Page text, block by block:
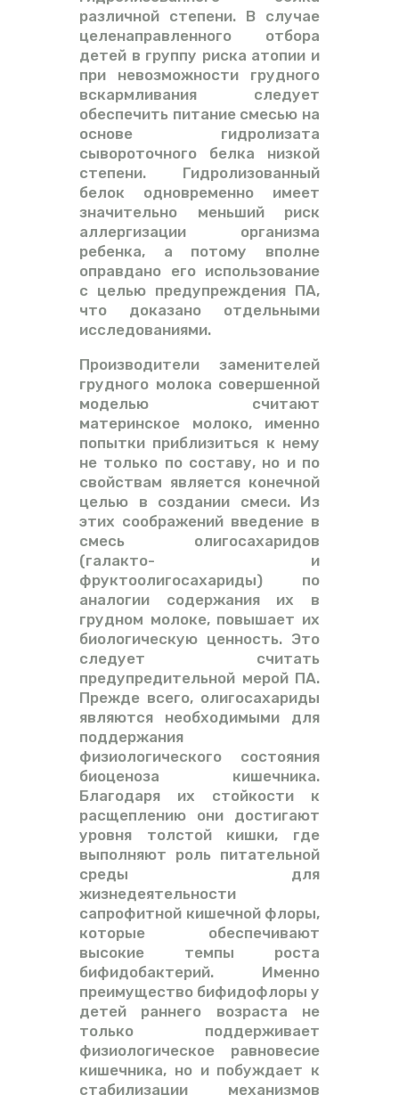
различной степени. В случае
целенаправленного отбора
детей в группу риска атопии и
при невозможности грудного
вскармливания следует
обеспечить питание смесью на
основе гидролизата
сывороточного белка низкой
степени. Гидролизованный
белок одновременно имеет
значительно меньший риск
аллергизации организма
ребенка, а потому вполне
оправдано его использование
с целью предупреждения ПА,
что доказано отдельными
исследованиями.
Производители заменителей
грудного молока совершенной
моделью считают
материнское молоко, именно
попытки приблизиться к нему
не только по составу, но и по
свойствам является конечной
целью в создании смеси. Из
этих соображений введение в
смесь олигосахаридов
(галакто- и
фруктоолигосахариды) по
аналогии содержания их в
грудном молоке, повышает их
биологическую ценность. Это
следует считать
предупредительной мерой ПА.
Прежде всего, олигосахариды
являются необходимыми для
поддержания
физиологического состояния
биоценоза кишечника.
Благодаря их стойкости к
расщеплению они достигают
уровня толстой кишки, где
выполняют роль питательной
среды для
жизнедеятельности
сапрофитной кишечной флоры,
которые обеспечивают
высокие темпы роста
бифидобактерий. Именно
преимущество бифидофлоры у
детей раннего возраста не
только поддерживает
физиологическое равновесие
кишечника, но и побуждает к
стабилизации механизмов